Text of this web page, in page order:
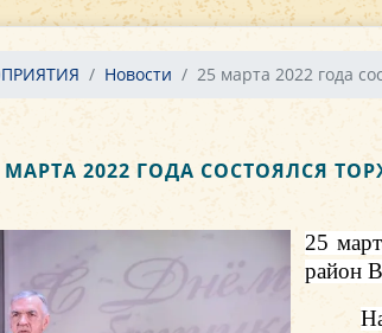
Новости 25 марта 2022 года
МАРТА 2022 ГОДА СОСТОЯЛСЯ
25
район